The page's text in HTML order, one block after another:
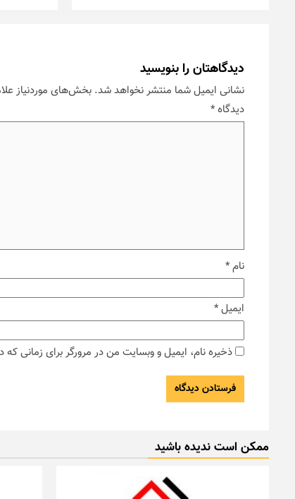
دیدگاهتان را بنویسید
نشانی ایمیل شما منتشر نخواهد شد. بخش‌های موردنیاز
دیدگاه*
نام*
ایمیل*
ذخیره نام، ایمیل و وبسایت من در مرورگر برای زمانی
ممکن است ندیده باشید